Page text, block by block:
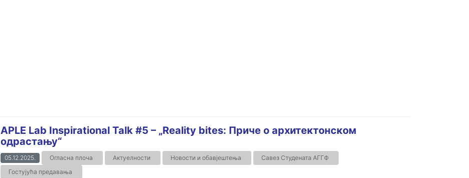
APLE Lab Inspirational Talk #5 – „Reality bites: Приче о архитектонском
одрастању“
05.12.2025. Огласна плоча Актуелности Новости и обавјештења
Савез Студената АГГФ
Гостујућа предавања